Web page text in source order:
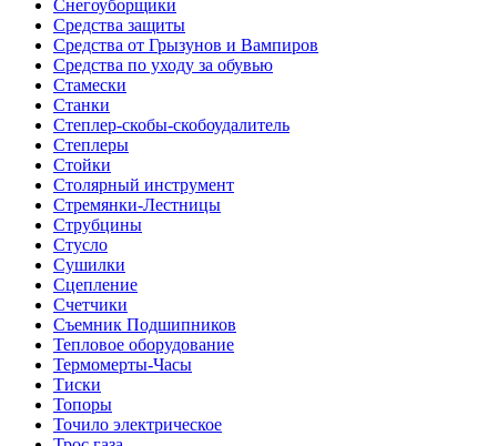
Снегоуборщики
Средства защиты
Средства от Грызунов и Вампиров
Средства по уходу за обувью
Стамески
Станки
Степлер-скобы-скобоудалитель
Степлеры
Стойки
Столярный инструмент
Стремянки-Лестницы
Струбцины
Стусло
Сушилки
Сцепление
Счетчики
Съемник Подшипников
Тепловое оборудование
Термомерты-Часы
Тиски
Топоры
Точило электрическое